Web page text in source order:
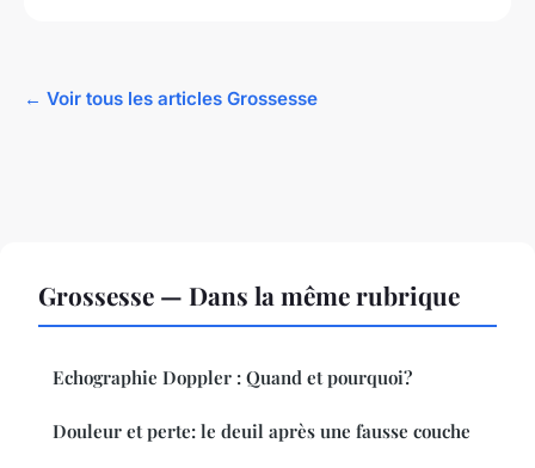
← Voir tous les articles Grossesse
Grossesse — Dans la même rubrique
Echographie Doppler : Quand et pourquoi?
Douleur et perte: le deuil après une fausse couche